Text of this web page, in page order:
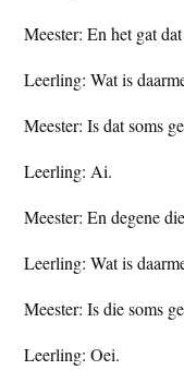
Meester: En het gat
Leerling: Wat is
Meester: Is dat soms
Leerling: Ai.
Meester: En degene
Leerling: Wat is
Meester: Is die soms
Leerling: Oei.